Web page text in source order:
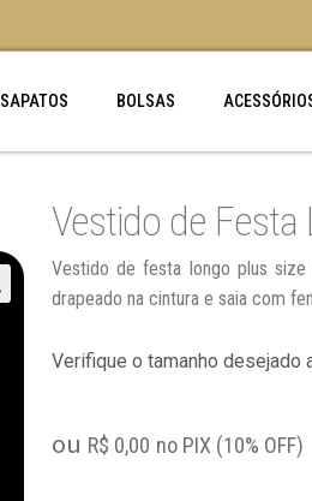
SAPATOS BOLSAS
Vestido de Festa
Vestido de festa longo plus
drapeado na cintura e saia com
Verifique o tamanho desejado
ou R$ 0,00 no PIX (10% OFF)